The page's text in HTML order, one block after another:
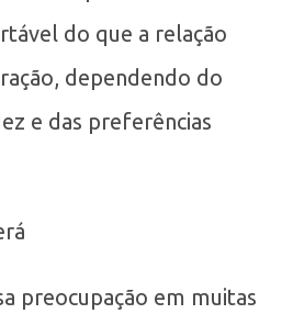
do que a relação
dependendo do
e das preferências
preocupação em muitas